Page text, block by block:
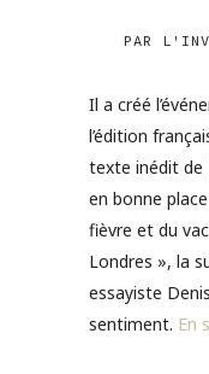
PAR
Il a créé
l’édition
texte inédit de
en bonne
fièvre et du
Londres », la
essayiste
sentiment. En